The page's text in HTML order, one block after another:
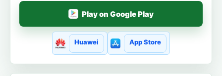
Play on Google Play
Huawei App Store